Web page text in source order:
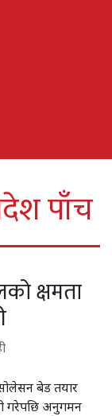
पाँच
क्षमता
बेड तयार
गरेपछि अनुगमन